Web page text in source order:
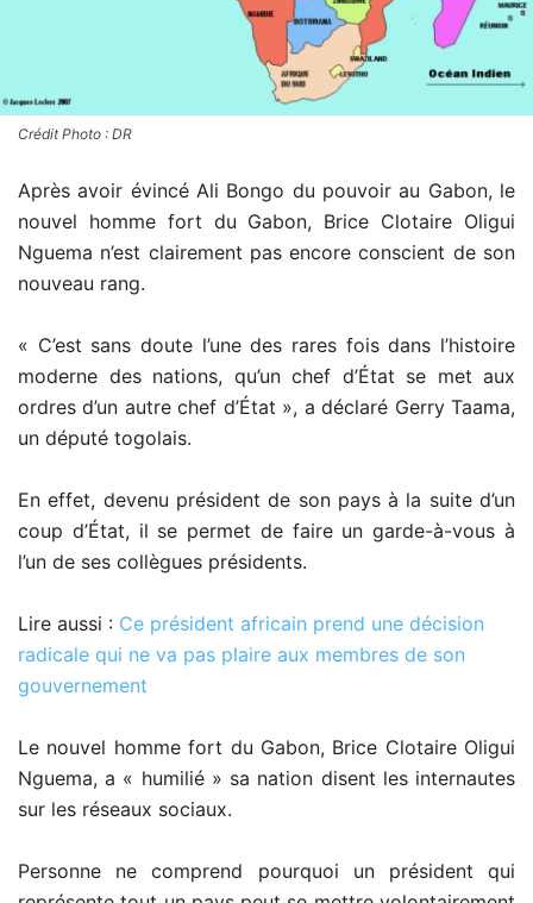
Crédit Photo : DR
Après avoir évincé Ali Bongo du pouvoir au Gabon, le
nouvel homme fort du Gabon, Brice Clotaire Oligui
Nguema n’est clairement pas encore conscient de son
nouveau rang.
« C’est sans doute l’une des rares fois dans l’histoire
moderne des nations, qu’un chef d’État se met aux
ordres d’un autre chef d’État », a déclaré Gerry Taama,
un député togolais.
En effet, devenu président de son pays à la suite d’un
coup d’État, il se permet de faire un garde-à-vous à
l’un de ses collègues présidents.
Lire aussi : Ce président africain prend une décision
radicale qui ne va pas plaire aux membres de son
gouvernement
Le nouvel homme fort du Gabon, Brice Clotaire Oligui
Nguema, a « humilié » sa nation disent les internautes
sur les réseaux sociaux.
Personne ne comprend pourquoi un président qui